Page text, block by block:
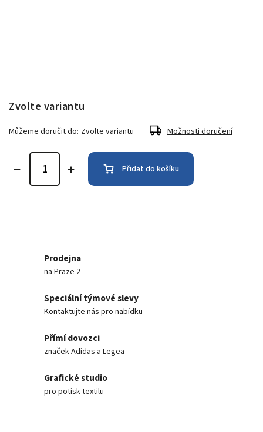
Zvolte variantu
Můžeme doručit do: Zvolte variantu Možnosti doručení
Přidat do košíku
Prodejna
na Praze 2
Speciální týmové slevy
Kontaktujte nás pro nabídku
Přímí dovozci
značek Adidas a Legea
Grafické studio
pro potisk textilu